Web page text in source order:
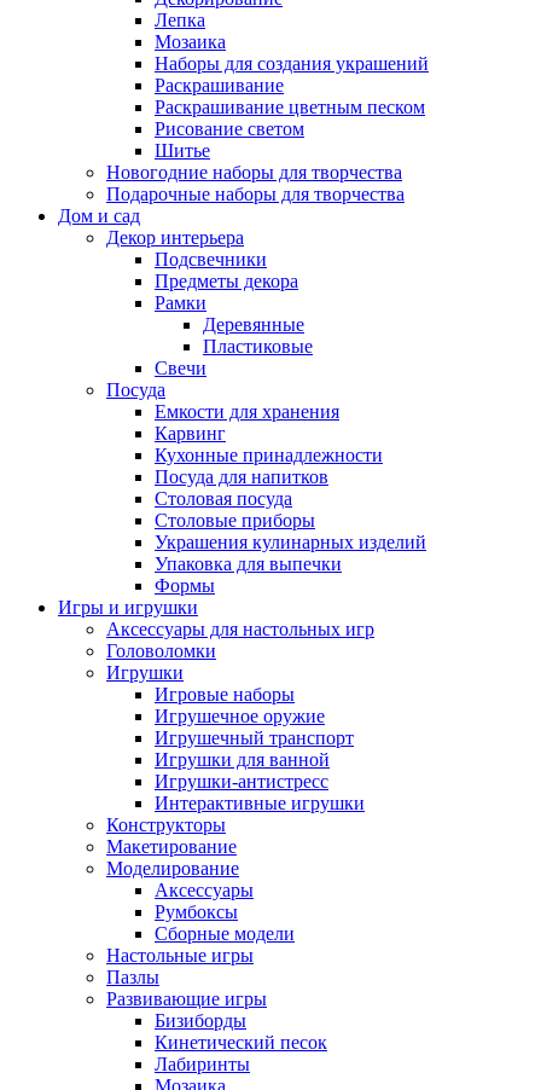
Лепка
Мозаика
Наборы для создания украшений
Раскрашивание
Раскрашивание цветным песком
Рисование светом
Шитье
Новогодние наборы для творчества
Подарочные наборы для творчества
Дом и сад
Декор интерьера
Подсвечники
Предметы декора
Рамки
Деревянные
Пластиковые
Свечи
Посуда
Емкости для хранения
Карвинг
Кухонные принадлежности
Посуда для напитков
Столовая посуда
Столовые приборы
Украшения кулинарных изделий
Упаковка для выпечки
Формы
Игры и игрушки
Аксессуары для настольных игр
Головоломки
Игрушки
Игровые наборы
Игрушечное оружие
Игрушечный транспорт
Игрушки для ванной
Игрушки-антистресс
Интерактивные игрушки
Конструкторы
Макетирование
Моделирование
Аксессуары
Румбоксы
Сборные модели
Настольные игры
Пазлы
Развивающие игры
Бизиборды
Кинетический песок
Лабиринты
Мозаика